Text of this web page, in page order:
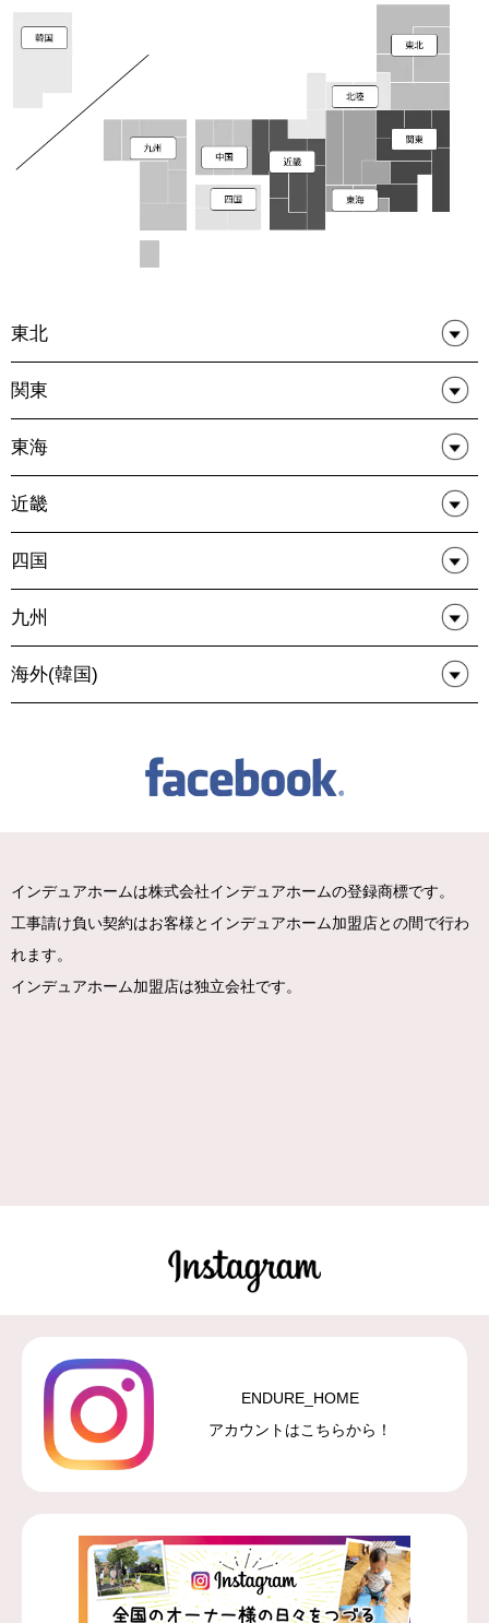
東北
関東
東海
近畿
四国
九州
海外(韓国)
インデュアホームは株式会社インデュアホームの登録商標です。
工事請け負い契約はお客様とインデュアホーム加盟店との間で行わ
れます。
インデュアホーム加盟店は独立会社です。
ENDURE_HOME
アカウントはこちらから！